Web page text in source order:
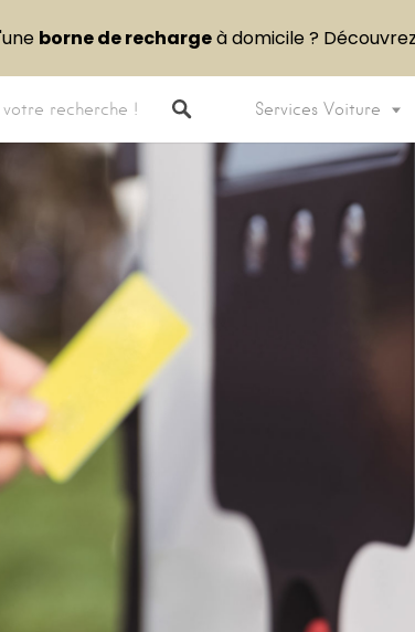
Services Voiture
borne de rechargeà domicile ?